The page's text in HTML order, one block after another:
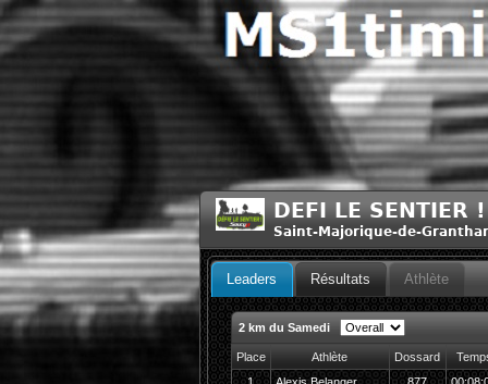
DEFI LE SENTIER !
Saint-Majorique-de-
Leaders Résultats Athlète
2 km du Samedi
Place Athlète Dossard